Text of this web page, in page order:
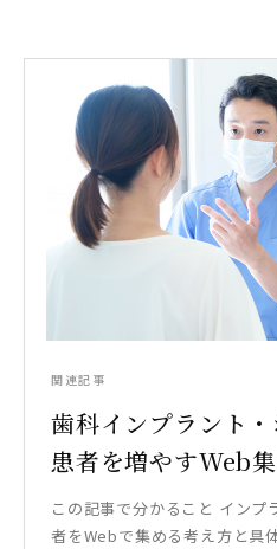
関連記事
歯科インプラント
患者を増やすWeb
この記事で分かること インプ
者をWebで集める考え方と具